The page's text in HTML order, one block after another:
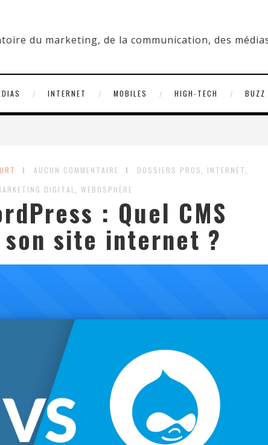
INTERNET MOBILES HIGH-TECH BUZZ
AUCUN COMMENTAIRE DOSSIERS PROS, INTERNET,
DIGITAL , WEBOSPHÈRE
: Quel CMS
site internet ?